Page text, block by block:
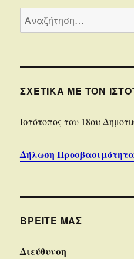
Αναζήτηση
για:
ΣΧΕΤΙΚΆ ΜΕ ΤΟΝ
Iστότοπoς του 18ου
Δήλωση
ΒΡΕΊΤΕ ΜΑΣ
Διεύθυνση